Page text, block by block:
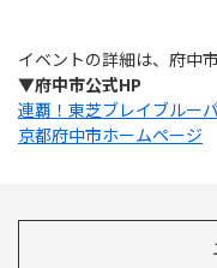
イベントの詳細は、府中
▼府中市公式HP
連覇！東芝ブレイブルー
京都府中市ホームページ